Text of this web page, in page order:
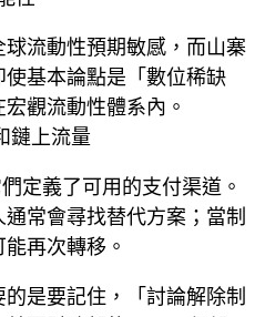
球流動性預期敏感，而山寨
基本論點是「數位稀缺
觀流動性體系內。
鏈上流量
定義了可用的支付渠道。
常會尋找替代方案；當制
再次轉移。
是要記住，「討論解除制